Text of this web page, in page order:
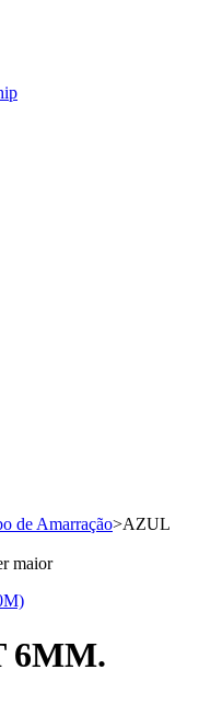
de Amarração>AZUL
maior
6MM.